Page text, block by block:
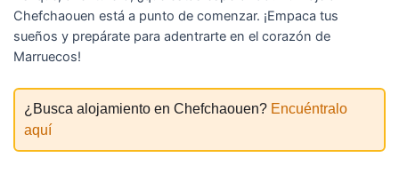
Chefchaouen está a punto de comenzar. ¡Empaca tus
sueños y prepárate para adentrarte en el corazón de
Marruecos!
¿Busca alojamiento en Chefchaouen? Encuéntralo
aquí